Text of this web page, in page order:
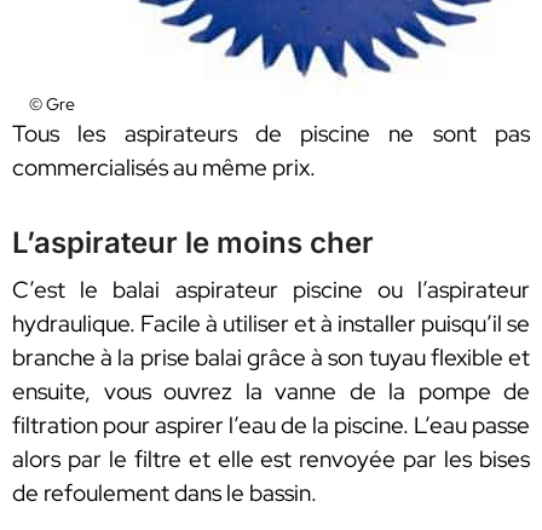
© Gre
Tous les aspirateurs de piscine ne sont pas
commercialisés au même prix.
L’aspirateur le moins cher
C’est le balai aspirateur piscine ou l’aspirateur
hydraulique. Facile à utiliser et à installer puisqu’il se
branche à la prise balai grâce à son tuyau flexible et
ensuite, vous ouvrez la vanne de la pompe de
filtration pour aspirer l’eau de la piscine. L’eau passe
alors par le filtre et elle est renvoyée par les bises
de refoulement dans le bassin.